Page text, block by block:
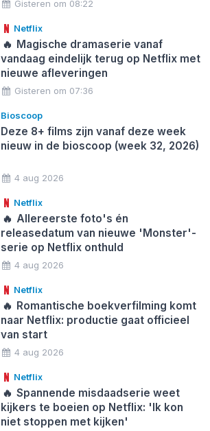
Gisteren om 08:22
Netflix
🔥 Magische dramaserie vanaf
vandaag eindelijk terug op Netflix met
nieuwe afleveringen
Gisteren om 07:36
Bioscoop
Deze 8+ films zijn vanaf deze week
nieuw in de bioscoop (week 32, 2026)
4 aug 2026
Netflix
🔥 Allereerste foto's én
releasedatum van nieuwe 'Monster'-
serie op Netflix onthuld
4 aug 2026
Netflix
🔥 Romantische boekverfilming komt
naar Netflix: productie gaat officieel
van start
4 aug 2026
Netflix
🔥 Spannende misdaadserie weet
kijkers te boeien op Netflix: 'Ik kon
niet stoppen met kijken'